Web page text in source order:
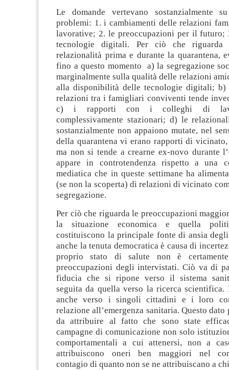
Le domande vertevano sostanzialmente
problemi: 1. i cambiamenti delle relazioni
lavorative; 2. le preoccupazioni per il
tecnologie digitali. Per ciò che riguarda
relazionalità prima e durante la quarantena,
fino a questo momento a) la segregazione
marginalmente sulla qualità delle relazioni
alla disponibilità delle tecnologie digitali;
relazioni tra i famigliari conviventi tende
c) i rapporti con i colleghi di
complessivamente stazionari; d) le
sostanzialmente non appaiono mutate, nel
della quarantena vi erano rapporti di
ma non si tende a crearne ex-novo durante
appare in controtendenza rispetto a una
mediatica che in queste settimane ha
(se non la scoperta) di relazioni di vicinato
segregazione.
Per ciò che riguarda le preoccupazioni
la situazione economica e quella
costituiscono la principale fonte di ansia
anche la tenuta democratica è causa di
proprio stato di salute non è
preoccupazioni degli intervistati. Ciò va di
fiducia che si ripone verso il sistema
seguita da quella verso la ricerca
anche verso i singoli cittadini e i loro
relazione all’emergenza sanitaria. Questo dato
da attribuire al fatto che sono state
campagne di comunicazione non solo
comportamentali a cui attenersi, non a
attribuiscono oneri ben maggiori nel
contagio di quanto non se ne attribuiscano a